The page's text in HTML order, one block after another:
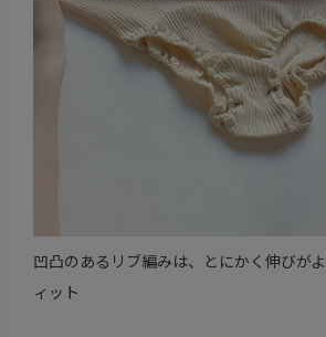
凹凸のあるリブ編みは、とにかく伸びが
ィット